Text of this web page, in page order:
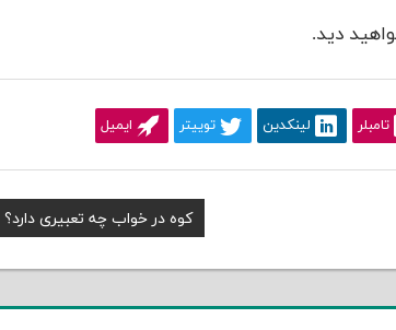
دید.
تامبلر لینکدین توییتر ایمیل
Next
Post:
کوه در خواب چه تعبیری دارد؟